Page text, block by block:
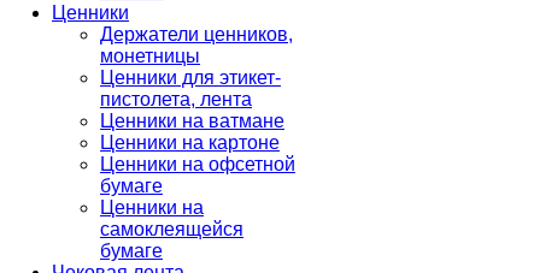
Ценники
Держатели ценников,
монетницы
Ценники для этикет-
пистолета, лента
Ценники на ватмане
Ценники на картоне
Ценники на офсетной
бумаге
Ценники на
самоклеящейся
бумаге